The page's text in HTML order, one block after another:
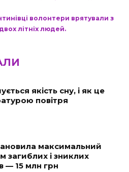
волонтери врятували з
літніх людей.
якість сну, і як це
повітря
максимальний
загиблих і зниклих
— 15 млн грн